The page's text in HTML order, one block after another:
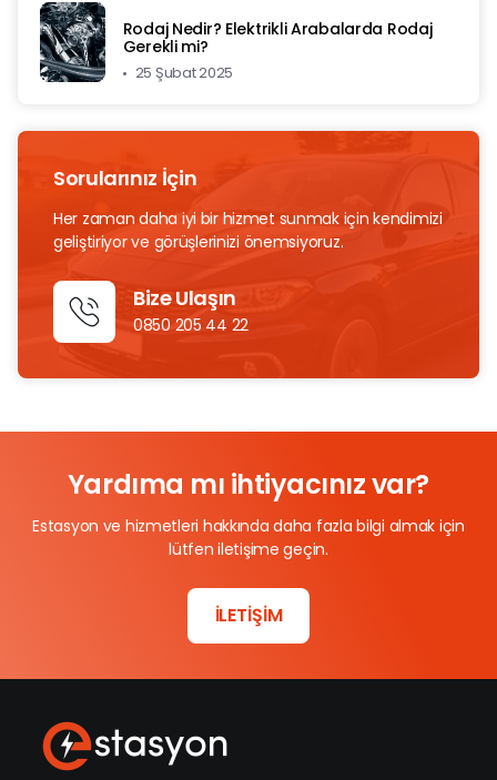
Rodaj Nedir? Elektrikli Arabalarda Rodaj
Gerekli mi?
25 Şubat 2025
Sorularınız İçin
Her zaman daha iyi bir hizmet sunmak için kendimizi
geliştiriyor ve görüşlerinizi önemsiyoruz.
Bize Ulaşın
0850 205 44 22
Yardıma mı ihtiyacınız var?
Estasyon ve hizmetleri hakkında daha fazla bilgi almak için
lütfen iletişime geçin.
İLETİŞİM